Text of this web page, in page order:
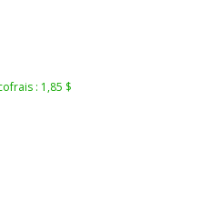
: 1,85 $